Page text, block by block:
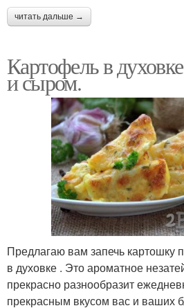
читать дальше →
Картофель в
и сыром.
Предлагаю вам запечь картошку
в духовке . Это ароматное
прекрасно разнообразит
прекрасным вкусом вас и ваших